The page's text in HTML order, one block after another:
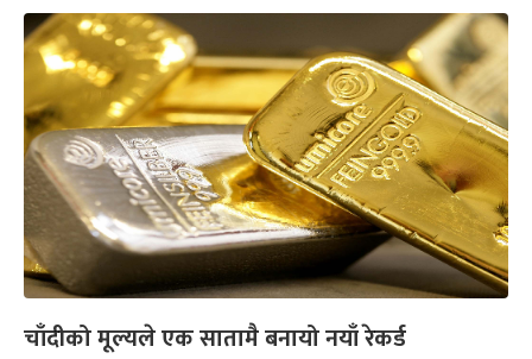
चाँदीको मूल्यले एक सातामै बनायो नयाँ रेकर्ड